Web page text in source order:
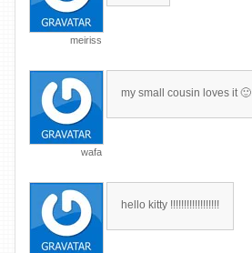
meiriss
wafa
my small cousin loves it 🙂
hello kitty !!!!!!!!!!!!!!!!!!